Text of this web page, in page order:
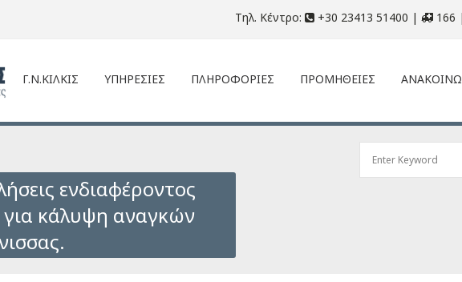
Τηλ. Κέντρο: +30 23413 51400 | 166
Γ.Ν.ΚΙΛΚΙΣ ΥΠΗΡΕΣΙΕΣ ΠΛΗΡΟΦΟΡΙΕΣ ΠΡΟΜΗΘΕΙΕΣ
ενδιαφέροντος
για κάλυψη αναγκών